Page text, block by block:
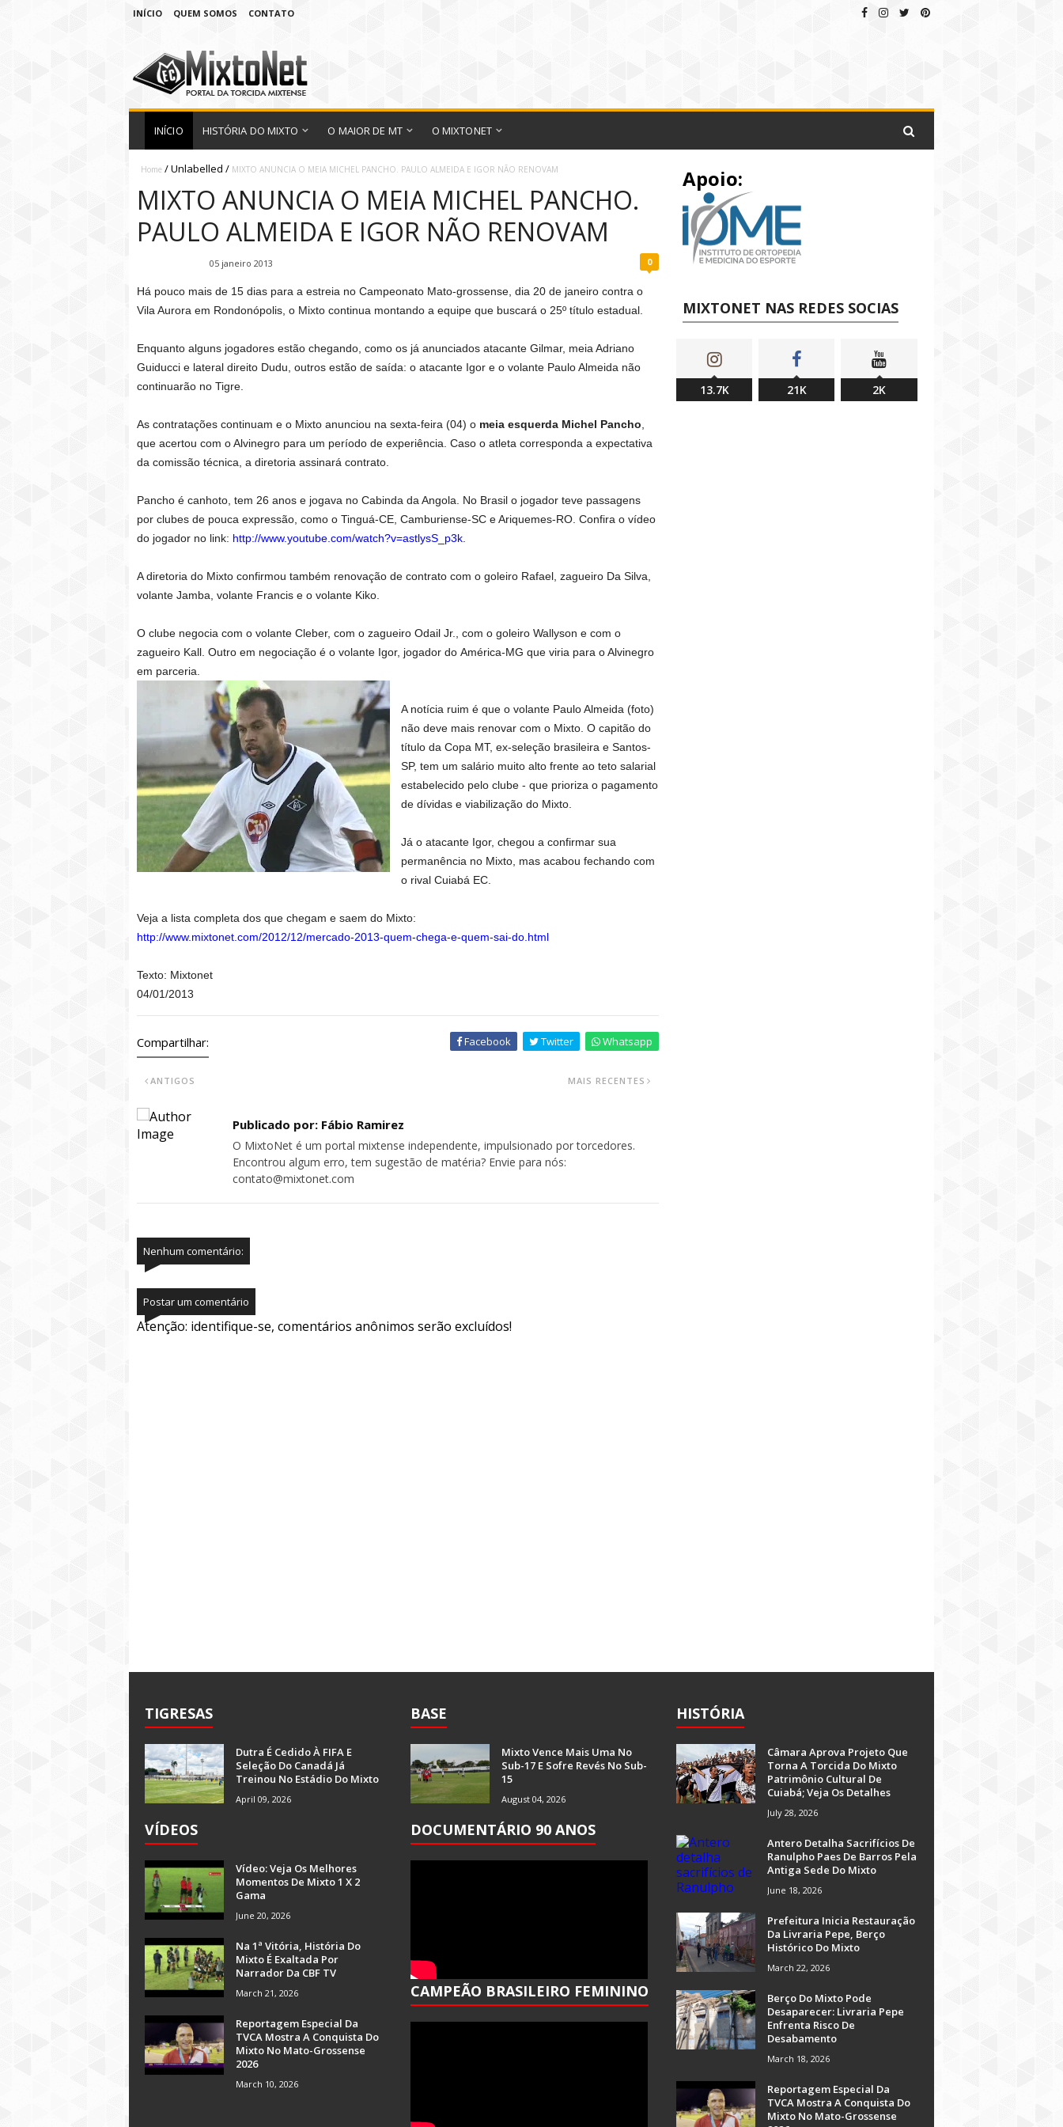
INÍCIO QUEM SOMOS CONTATO
INÍCIO HISTÓRIA DO MIXTO O MAIOR DE MT O MIXTONET
Home /Unlabelled / MIXTO ANUNCIA O MEIA MICHEL PANCHO. PAULO ALMEIDA E IGOR NÃO RENOVAM
MIXTO ANUNCIA O MEIA MICHEL PANCHO.
PAULO ALMEIDA E IGOR NÃO RENOVAM
05 janeiro 2013 0
Há pouco mais de 15 dias para a estreia no Campeonato Mato-grossense, dia 20 de janeiro contra o
Vila Aurora em Rondonópolis, o Mixto continua montando a equipe que buscará o 25º título estadual.
Enquanto alguns jogadores estão chegando, como os já anunciados atacante Gilmar, meia Adriano
Guiducci e lateral direito Dudu, outros estão de saída: o atacante Igor e o volante Paulo Almeida não
continuarão no Tigre.
As contratações continuam e o Mixto anunciou na sexta-feira (04) o meia esquerda Michel Pancho
que acertou com o Alvinegro para um período de experiência. Caso o atleta corresponda a expectativa
da comissão técnica, a diretoria assinará contrato.
Pancho é canhoto, tem 26 anos e jogava no Cabinda da Angola. No Brasil o jogador teve passagens
por clubes de pouca expressão, como o Tinguá-CE, Camburiense-SC e Ariquemes-RO. Confira o vídeo
do jogador no link: http://www.youtube.com/watch?v=astlysS_p3k
A diretoria do Mixto confirmou também renovação de contrato com o goleiro Rafael, zagueiro Da Silva,
volante Jamba, volante Francis e o volante Kiko.
O clube negocia com o volante Cleber, com o zagueiro Odail Jr., com o goleiro Wallyson e com o
zagueiro Kall. Outro em negociação é o volante Igor, jogador do América-MG que viria para o Alvinegro
em parceria.
A notícia ruim é que o volante Paulo Almeida (foto)
não deve mais renovar com o Mixto. O capitão do
título da Copa MT, ex-seleção brasileira e Santos-
SP, tem um salário muito alto frente ao teto salarial
estabelecido pelo clube - que prioriza o pagamento
de dívidas e viabilização do Mixto.
Já o atacante Igor, chegou a confirmar sua
permanência no Mixto, mas acabou fechando com
o rival Cuiabá EC.
Veja a lista completa dos que chegam e saem do Mixto:
http://www.mixtonet.com/2012/12/mercado-2013-quem-chega-e-quem-sai-do.html
Texto: Mixtonet
04/01/2013
Compartilhar: Facebook Twitter Whatsapp
MAIS RECENTES
ANTIGOS
Publicado por: Fábio Ramirez
O MixtoNet é um portal mixtense independente, impulsionado por torcedores.
Encontrou algum erro, tem sugestão de matéria? Envie para nós:
contato@mixtonet.com
Nenhum comentário:
Postar um comentário
Atenção: identifique-se, comentários anônimos serão excluídos!
Apoio:
MIXTONET NAS REDES SOCIAS
13.7K 21K 2K
TIGRESAS
Dutra É Cedido À FIFA E
Seleção Do Canadá Já
Treinou No Estádio Do Mixto
April 09, 2026
VÍDEOS
Vídeo: Veja Os Melhores
Momentos De Mixto 1 X 2
Gama
June 20, 2026
Na 1ª Vitória, História Do
Mixto É Exaltada Por
Narrador Da CBF TV
March 21, 2026
Reportagem Especial Da
TVCA Mostra A Conquista Do
Mixto No Mato-Grossense
2026
March 10, 2026
BASE
Mixto Vence Mais Uma No
Sub-17 E Sofre Revés No Sub-
15
August 04, 2026
DOCUMENTÁRIO 90 ANOS
CAMPEÃO BRASILEIRO FEMININO
HISTÓRIA
Câmara Aprova Projeto Que
Torna A Torcida Do Mixto
Patrimônio Cultural De
Cuiabá; Veja Os Detalhes
July 28, 2026
Antero Detalha Sacrifícios De
Ranulpho Paes De Barros Pela
Antiga Sede Do Mixto
June 18, 2026
Prefeitura Inicia Restauração
Da Livraria Pepe, Berço
Histórico Do Mixto
March 22, 2026
Berço Do Mixto Pode
Desaparecer: Livraria Pepe
Enfrenta Risco De
Desabamento
March 18, 2026
Reportagem Especial Da
TVCA Mostra A Conquista Do
Mixto No Mato-Grossense